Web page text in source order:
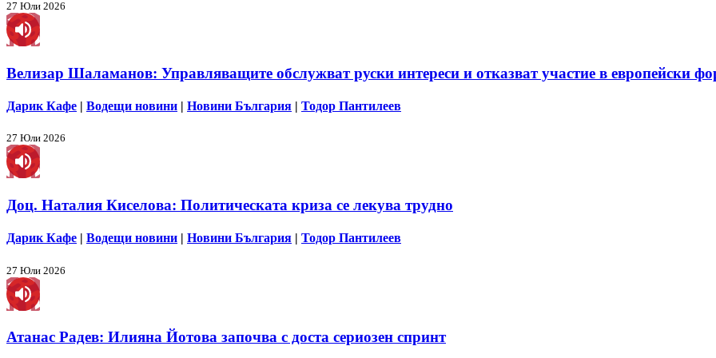
27 Юли 2026
Велизар Шаламанов: Управляващите обслужват руски интереси и отказват участие в европейски
Дарик Кафе | Водещи новини | Новини България | Тодор Пантилеев
27 Юли 2026
Доц. Наталия Киселова: Политическата криза се лекува трудно
Дарик Кафе | Водещи новини | Новини България | Тодор Пантилеев
27 Юли 2026
Атанас Радев: Илияна Йотова започва с доста сериозен спринт